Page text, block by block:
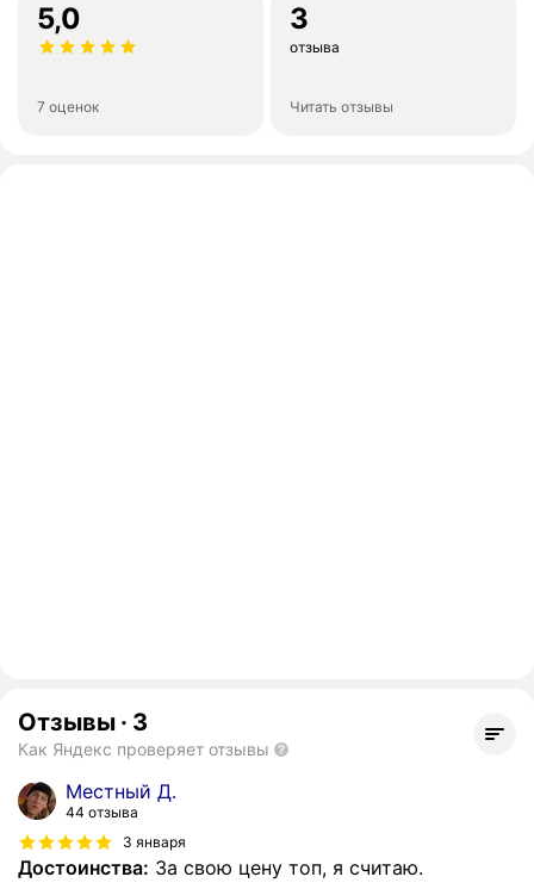
5,0
7 оценок
3
отзыва
Читать отзывы
Отзывы · 3
Как Яндекс проверяет отзывы
Местный Д.
44 отзыва
3 января
Достоинства: За свою цену топ, я считаю.